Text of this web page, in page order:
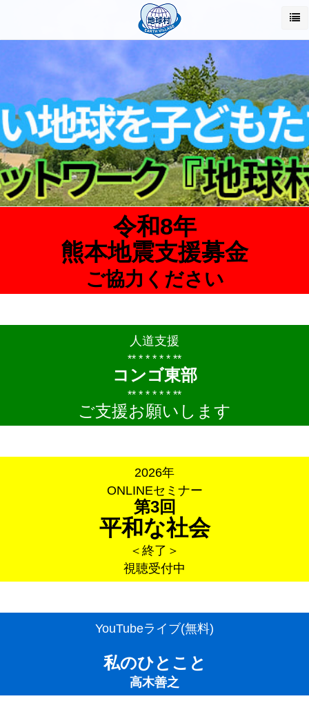
令和8年
熊本地震支援募金
ご協力ください
人道支援
** * * * * * **
コンゴ東部
** * * * * * **
ご支援お願いします
2026年
ONLINEセミナー
第3回
平和な社会
＜終了＞
視聴受付中
YouTubeライブ(無料)
私のひとこと
高木善之